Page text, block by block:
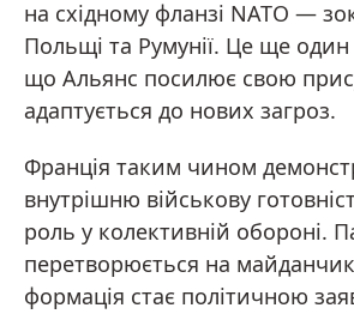
на східному фланзі NATO —
Польщі та Румунії. Це ще
що Альянс посилює свою
адаптується до нових загроз.
Франція таким чином
внутрішню військову
роль у колективній обороні.
перетворюється на
формація стає політичною